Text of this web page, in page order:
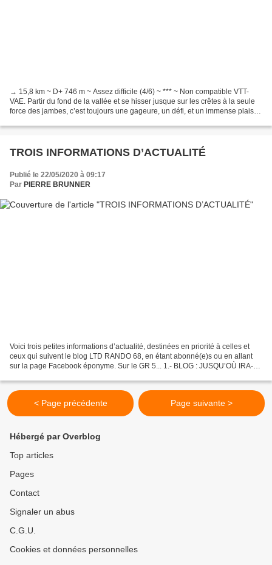
→ 15,8 km ~ D+ 746 m ~ Assez difficile (4/6) ~ *** ~ Non compatible VTT-
VAE. Partir du fond de la vallée et se hisser jusque sur les crêtes à la seule
force des jambes, c’est toujours une gageure, un défi, et un immense plaisir
TROIS INFORMATIONS D’ACTUALITÉ
Publié le 22/05/2020 à 09:17
Par PIERRE BRUNNER
Voici trois petites informations d’actualité, destinées en priorité à celles et
ceux qui suivent le blog LTD RANDO 68, en étant abonné(e)s ou en allant
sur la page Facebook éponyme. Sur le GR 5... 1.- BLOG : JUSQU’OÙ IRA-T-
< Page précédente Page suivante >
Hébergé par Overblog
Top articles
Pages
Contact
Signaler un abus
C.G.U.
Cookies et données personnelles